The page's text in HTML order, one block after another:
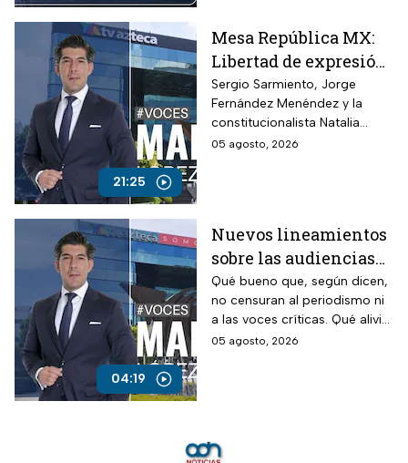
21:25
Mesa República MX:
Libertad de expresión
en riesgo y los
ataques contra TV
Azteca
Sergio Sarmiento, Jorge
Fernández Menéndez y la
constitucionalista Natalia
Torres analizan los recientes
05 agosto, 2026
04:19
Nuevos lineamientos
sobre las audiencias
buscan callar a TV
Azteca; opina Manuel
López San Martín
Qué bueno que, según dicen,
no censuran al periodismo ni
a las voces críticas. Qué alivio
que respeten la liberta de
al poder, investigar y
05 agosto, 2026